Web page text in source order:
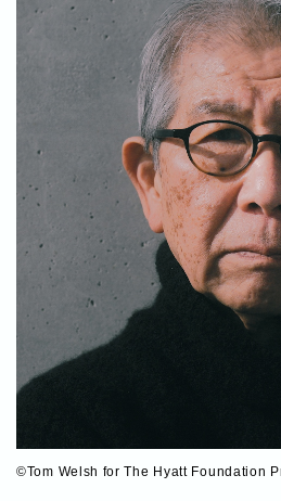
©︎Tom Welsh for The Hyatt Foundation